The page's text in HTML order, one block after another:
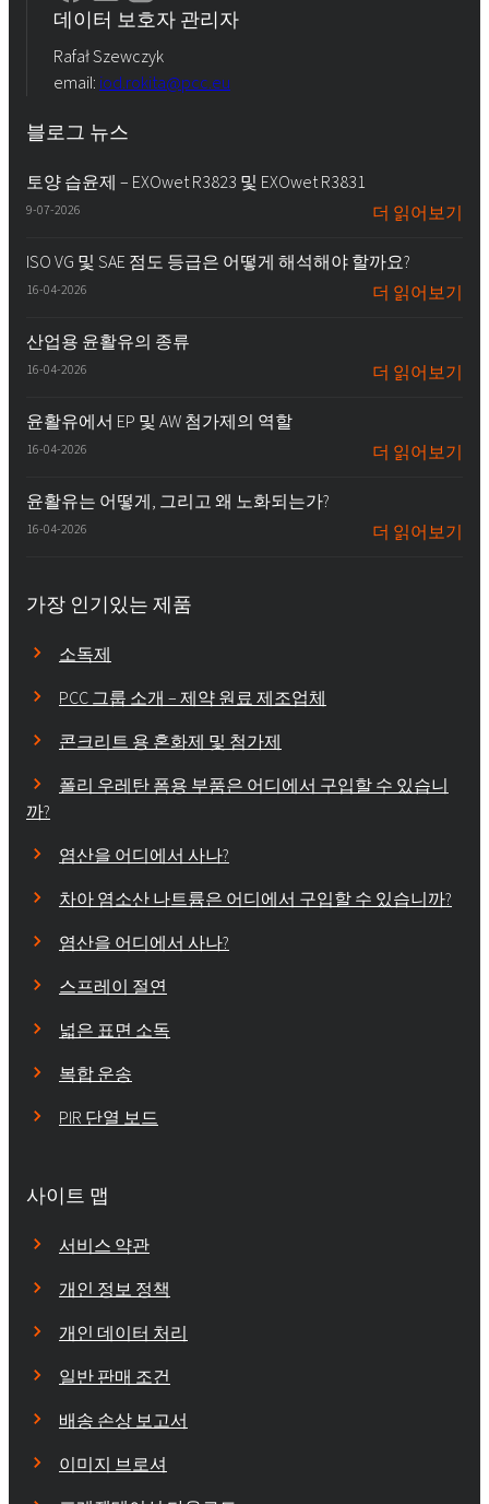
데이터 보호자 관리자
Rafał Szewczyk
email: iod.rokita@pcc.eu
블로그 뉴스
토양 습윤제 – EXOwet R3823 및 EXOwet R3831
9-07-2026 더 읽어보기
ISO VG 및 SAE 점도 등급은 어떻게 해석해야 할까요?
16-04-2026 더 읽어보기
산업용 윤활유의 종류
16-04-2026 더 읽어보기
윤활유에서 EP 및 AW 첨가제의 역할
16-04-2026 더 읽어보기
윤활유는 어떻게, 그리고 왜 노화되는가?
16-04-2026 더 읽어보기
가장 인기있는 제품
소독제
PCC 그룹 소개 – 제약 원료 제조업체
콘크리트 용 혼화제 및 첨가제
폴리 우레탄 폼용 부품은 어디에서 구입할 수 있습니
까?
염산을 어디에서 사나?
차아 염소산 나트륨은 어디에서 구입할 수 있습니까?
염산을 어디에서 사나?
스프레이 절연
넓은 표면 소독
복합 운송
PIR 단열 보드
사이트 맵
서비스 약관
개인 정보 정책
개인 데이터 처리
일반 판매 조건
배송 손상 보고서
이미지 브로셔